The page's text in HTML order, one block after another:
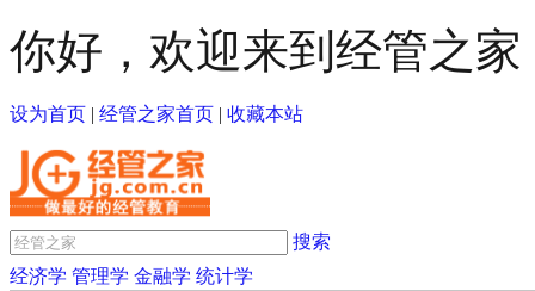
你好，欢迎来到经管之家
设为首页 | 经管之家首页 | 收藏本站
搜索
经济学 管理学 金融学 统计学